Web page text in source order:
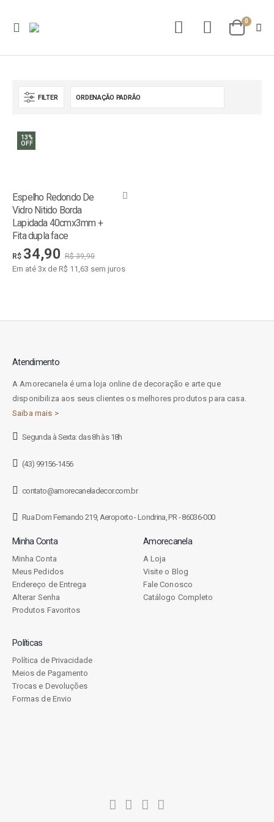
0
FILTER
13%
OFF
Espelho Redondo De
Vidro Nitido Borda
Lapidada 40cmx3mm +
Fita dupla face
R$ 34,90 R$39,90
Em até 3x de R$ 11,63 sem juros
Atendimento
A Amorecanela é uma loja online de decoração e arte que
disponibiliza aos seus clientes os melhores produtos para casa.
Saiba mais >
Segunda à Sexta: das 8h às 18h
(43) 99156-1456
contato@amorecaneladecor.com.br
Rua Dom Fernando 219, Aeroporto - Londrina, PR - 86036-000
Minha Conta
Minha Conta
Meus Pedidos
Endereço de Entrega
Alterar Senha
Produtos Favoritos
Amorecanela
A Loja
Visite o Blog
Fale Conosco
Catálogo Completo
Políticas
Política de Privacidade
Meios de Pagamento
Trocas e Devoluções
Formas de Envio